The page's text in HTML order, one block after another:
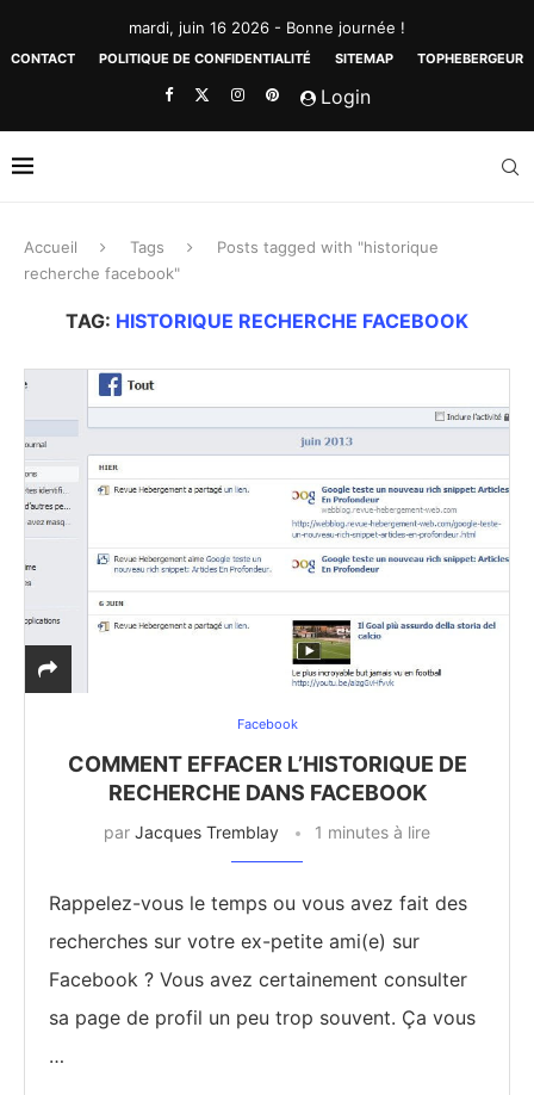
mardi, juin 16 2026 - Bonne journée !
CONTACT POLITIQUE DE CONFIDENTIALITÉ SITEMAP TOPHEBERGEUR
Login
Accueil Tags
Posts tagged with "historique
recherche facebook"
TAG: HISTORIQUE RECHERCHE FACEBOOK
Facebook
COMMENT EFFACER L’HISTORIQUE DE
RECHERCHE DANS FACEBOOK
par Jacques Tremblay 1 minutes à lire
Rappelez-vous le temps ou vous avez fait des
recherches sur votre ex-petite ami(e) sur
Facebook ? Vous avez certainement consulter
sa page de profil un peu trop souvent. Ça vous
…